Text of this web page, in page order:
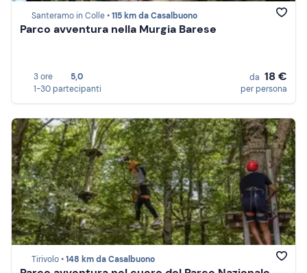
Santeramo in Colle •115 km da Casalbuono
Parco avventura nella Murgia Barese
3 ore
5,0
1-30 partecipanti
da 18 €
per persona
Tirivolo •148 km da Casalbuono